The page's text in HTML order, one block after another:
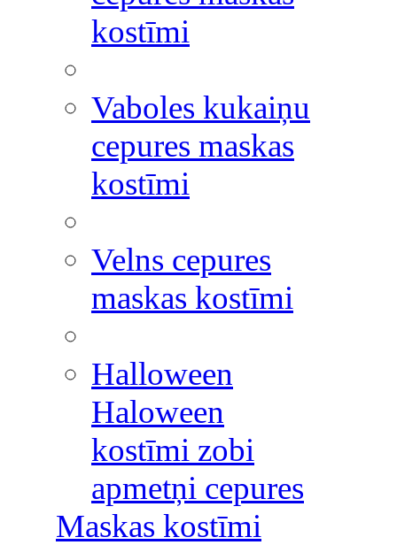
kostīmi
Vaboles kukaiņu
cepures maskas
kostīmi
Velns cepures
maskas kostīmi
Halloween
Haloween
kostīmi zobi
apmetņi cepures
Maskas kostīmi